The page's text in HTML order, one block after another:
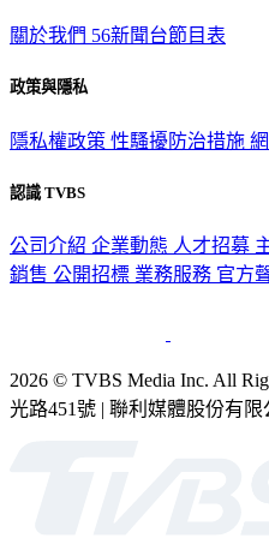
關於我們 56新聞台節目表
政策與隱私
隱私權政策 性騷擾防治措施
認識 TVBS
公司介紹 企業動態 人才招募
銷售 公開招標 業務服務 官方
2026 © TVBS Media Inc. All
光路451號 | 聯利媒體股份有限